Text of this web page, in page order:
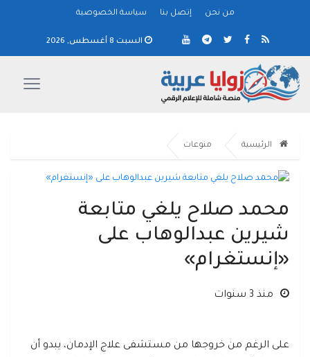
من نحن إتصل بنا سياسة الخصوصية
السبت 8 أغسطس, 2026
الرئيسية منوعات
محمد صلاح يلغي متابعة
شيرين عبدالوهاب على
«إنستغرام»
منذ 3 سنوات
على الرغم من خروجها من مستشفى علاج الإدمان، يبدو أن